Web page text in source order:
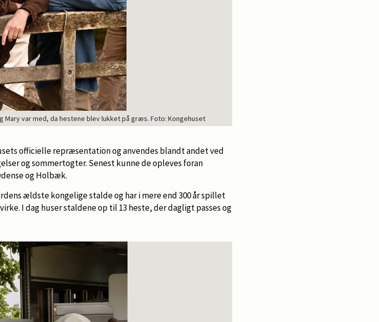
Mary var med, da hestene blev lukket på græs. Foto: Kongehuset
officielle repræsentation og anvendes blandt andet ved
og sommertogter. Senest kunne de opleves foran
og Holbæk.
ældste kongelige stalde og har i mere end 300 år spillet
I dag huser staldene op til 13 heste, der dagligt passes og